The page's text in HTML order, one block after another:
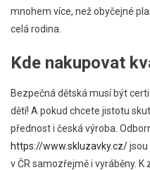
mnohem více, než obyčejné
celá rodina.
Kde nakupovat
Bezpečná dětská musí být
dětí! A pokud chcete jistotu
přednost i česká výroba.
https://www.skluzavky.cz/jsou
v ČR samozřejmě i vyráběny.